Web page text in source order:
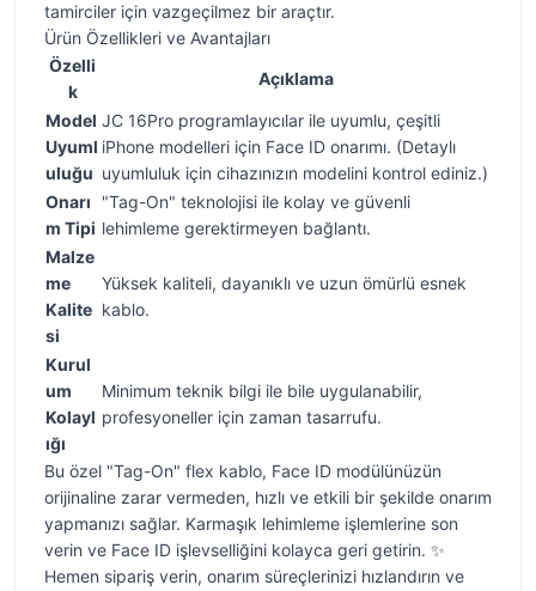
tamirciler için vazgeçilmez bir araçtır.
Ürün Özellikleri ve Avantajları
Özelli
k
Açıklama
Model
Uyuml
uluğu
JC 16Pro programlayıcılar ile uyumlu, çeşitli
iPhone modelleri için Face ID onarımı. (Detaylı
uyumluluk için cihazınızın modelini kontrol ediniz.)
Onarı
m Tipi
"Tag-On" teknolojisi ile kolay ve güvenli
lehimleme gerektirmeyen bağlantı.
Malze
me
Kalite
si
Yüksek kaliteli, dayanıklı ve uzun ömürlü esnek
kablo.
Kurul
um
Kolayl
ığı
Minimum teknik bilgi ile bile uygulanabilir,
profesyoneller için zaman tasarrufu.
Bu özel "Tag-On" flex kablo, Face ID modülünüzün
orijinaline zarar vermeden, hızlı ve etkili bir şekilde onarım
yapmanızı sağlar. Karmaşık lehimleme işlemlerine son
verin ve Face ID işlevselliğini kolayca geri getirin. ✨
Hemen sipariş verin, onarım süreçlerinizi hızlandırın ve